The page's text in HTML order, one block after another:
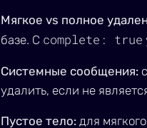
Мягкое vs полное
базе. С complete: true
Системные сообщения:
удалить, если не
Пустое тело: для